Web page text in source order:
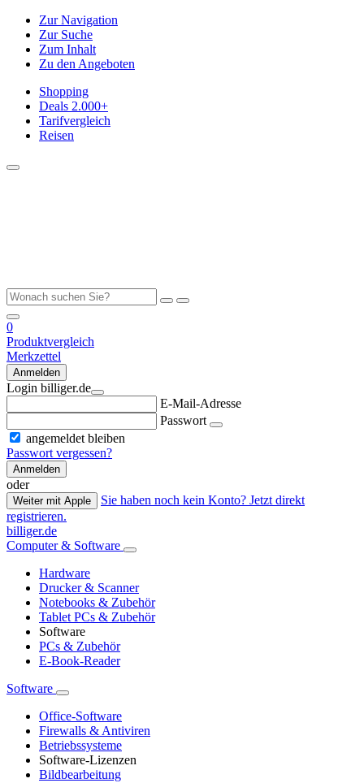
Zur Navigation
Zur Suche
Zum Inhalt
Zu den Angeboten
Shopping
Deals 2.000+
Tarifvergleich
Reisen
0
Produktvergleich
Merkzettel
Anmelden
Login billiger.de
E-Mail-Adresse
Passwort
angemeldet bleiben
Passwort vergessen?
Anmelden
oder
Weiter mit Apple
Sie haben noch kein Konto? Jetzt direkt
registrieren.
billiger.de
Computer & Software
Hardware
Drucker & Scanner
Notebooks & Zubehör
Tablet PCs & Zubehör
Software
PCs & Zubehör
E-Book-Reader
Software
Office-Software
Firewalls & Antiviren
Betriebssysteme
Software-Lizenzen
Bildbearbeitung